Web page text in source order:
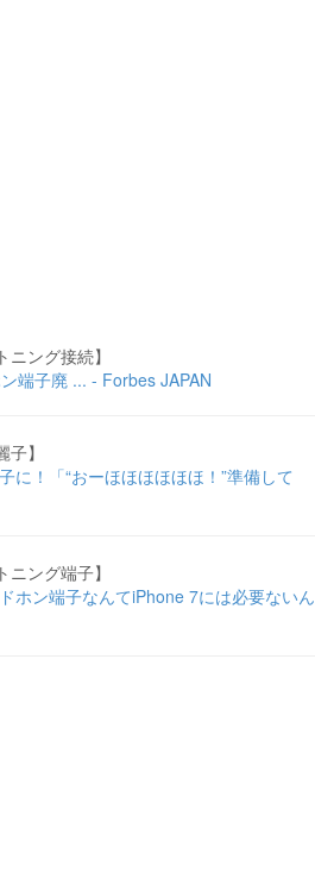
ング接続】
端子廃 ... - Forbes JAPAN
】
に！「“おーほほほほほほ！”準備して
ング端子】
ホン端子なんてiPhone 7には必要ないん